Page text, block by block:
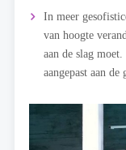
In meer
van hoogte
aan de slag
aangepast aan